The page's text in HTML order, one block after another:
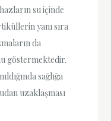
su içinde
yanı sıra
da
göstermektedir.
sağlığa
uzaklaşması